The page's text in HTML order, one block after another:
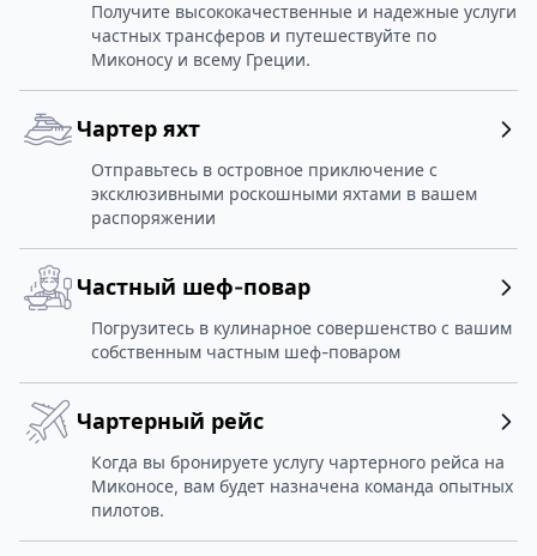
Получите высококачественные и надежные услуги
частных трансферов и путешествуйте по
Миконосу и всему Греции.
Чартер яхт
Отправьтесь в островное приключение с
эксклюзивными роскошными яхтами в вашем
распоряжении
Частный шеф-повар
Погрузитесь в кулинарное совершенство с вашим
собственным частным шеф-поваром
Чартерный рейс
Когда вы бронируете услугу чартерного рейса на
Миконосе, вам будет назначена команда опытных
пилотов.